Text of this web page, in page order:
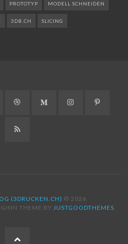
PROTOTYP MODELL SCHNEIDEN
3DB.CH SLICING
DribbbleMedium Instagram
RSS
(3DRUCKEN.CH) © 2026
THEME BY JUSTGOODTHEMES.